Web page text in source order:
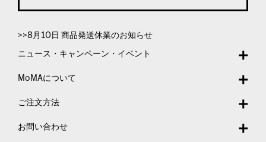
>>8月10日 商品発送休業のお知らせ
ニュース・キャンペーン・イベント
MoMAについて
ご注文方法
お問い合わせ